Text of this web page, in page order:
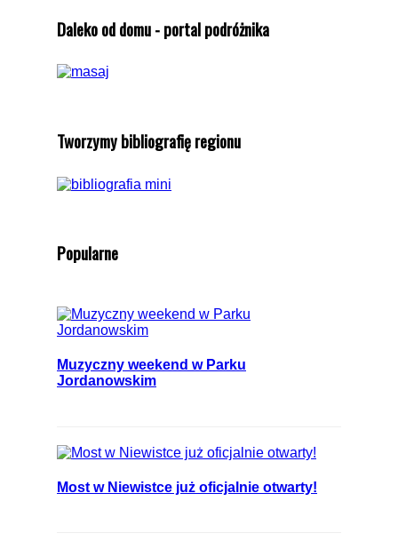
Daleko od domu - portal podróżnika
Tworzymy bibliografię regionu
Popularne
Muzyczny weekend w Parku
Jordanowskim
Most w Niewistce już oficjalnie otwarty!